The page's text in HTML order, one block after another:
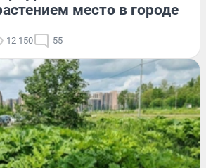
место в городе
12 150 55